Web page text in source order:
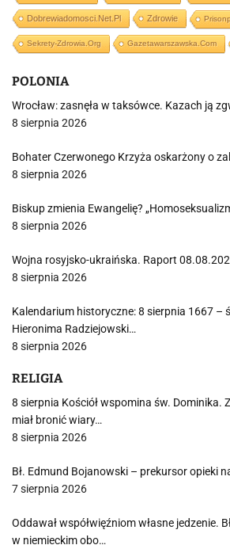
Dobrewiadomosci.net.pl Zdrowie
Sekrety-Zdrowia.org Gazetawarszawska.com
POLONIA
Wrocław: zasnęła w taksówce. Kazach ją
8 sierpnia 2026
Bohater Czerwonego Krzyża oskarżony o
8 sierpnia 2026
Biskup zmienia Ewangelię?
8 sierpnia 2026
Wojna rosyjsko-ukraińska. Raport
8 sierpnia 2026
Kalendarium historyczne: 8 sierpnia 1667 –
Hieronima Radziejowski…
8 sierpnia 2026
RELIGIA
8 sierpnia Kościół wspomina św. Dominika.
miał bronić wiary…
8 sierpnia 2026
Bł. Edmund Bojanowski – prekursor opieki
7 sierpnia 2026
Oddawał współwięźniom własne jedzenie.
w niemieckim obo…